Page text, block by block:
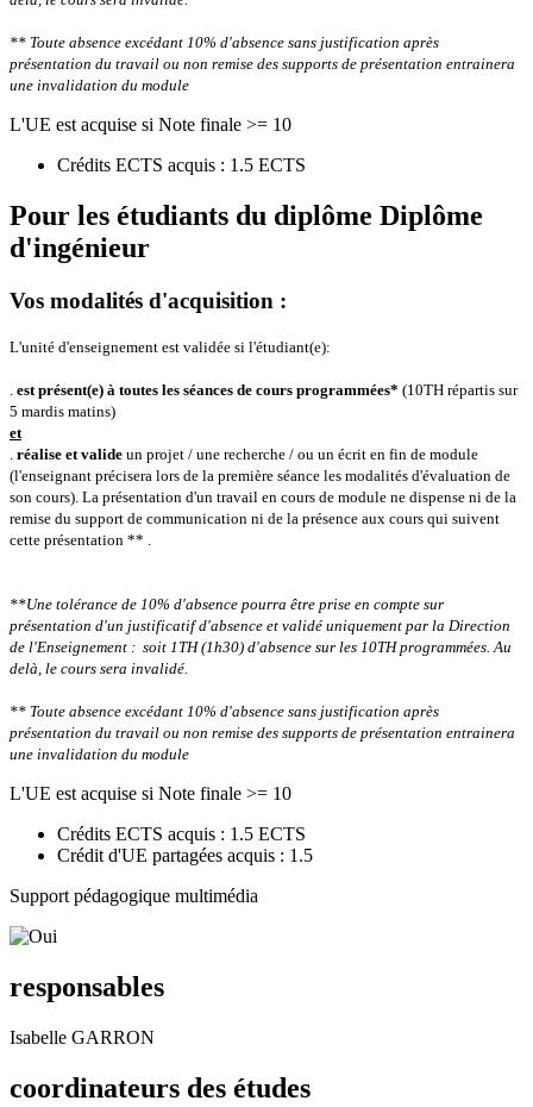
** Toute absence excédant 10% d'absence sans justification après
présentation du travail ou non remise des supports de présentation entrainera
une invalidation du module
L'UE est acquise si Note finale >= 10
Crédits ECTS acquis : 1.5 ECTS
Pour les étudiants du diplôme Diplôme
d'ingénieur
Vos modalités d'acquisition :
L'unité d'enseignement est validée si l'étudiant(e):
. est présent(e) à toutes les séances de cours programmées* (10TH répartis sur
5 mardis matins)
et
. réalise et valide un projet / une recherche / ou un écrit en fin de module
(l'enseignant précisera lors de la première séance les modalités d'évaluation de
son cours). La présentation d'un travail en cours de module ne dispense ni de la
remise du support de communication ni de la présence aux cours qui suivent
cette présentation ** .
**Une tolérance de 10% d'absence pourra être prise en compte sur
présentation d'un justificatif d'absence et validé uniquement par la Direction
de l'Enseignement : soit 1TH (1h30) d'absence sur les 10TH programmées.Au
delà, le cours sera invalidé.
** Toute absence excédant 10% d'absence sans justification après
présentation du travail ou non remise des supports de présentation entrainera
une invalidation du module
L'UE est acquise si Note finale >= 10
Crédits ECTS acquis : 1.5 ECTS
Crédit d'UE partagées acquis : 1.5
Support pédagogique multimédia
responsables
Isabelle GARRON
coordinateurs des études